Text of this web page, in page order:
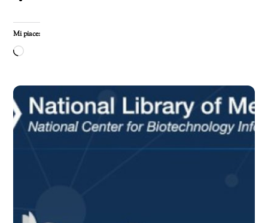
Mi piace:
Caricamento
corso…